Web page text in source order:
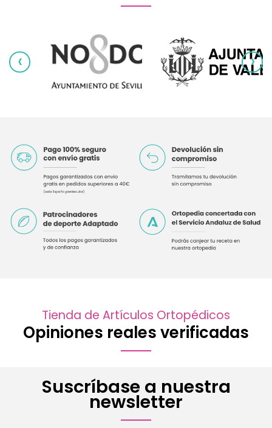
‹ ›
Tienda de Artículos Ortopédicos
Opiniones reales verificadas
Suscríbase a nuestra
newsletter